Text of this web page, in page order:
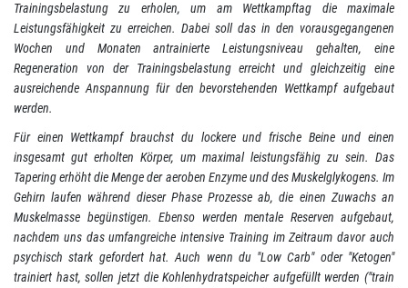
Trainingsbelastung zu erholen, um am Wettkampftag die maximale
Leistungsfähigkeit zu erreichen. Dabei soll das in den vorausgegangenen
Wochen und Monaten antrainierte Leistungsniveau gehalten, eine
Regeneration von der Trainingsbelastung erreicht und gleichzeitig eine
ausreichende Anspannung für den bevorstehenden Wettkampf aufgebaut
werden.
Für einen Wettkampf brauchst du lockere und frische Beine und einen
insgesamt gut erholten Körper, um maximal leistungsfähig zu sein. Das
Tapering erhöht die Menge der aeroben Enzyme und des Muskelglykogens. Im
Gehirn laufen während dieser Phase Prozesse ab, die einen Zuwachs an
Muskelmasse begünstigen. Ebenso werden mentale Reserven aufgebaut,
nachdem uns das umfangreiche intensive Training im Zeitraum davor auch
psychisch stark gefordert hat. Auch wenn du "Low Carb" oder "Ketogen"
trainiert hast, sollen jetzt die Kohlenhydratspeicher aufgefüllt werden ("train